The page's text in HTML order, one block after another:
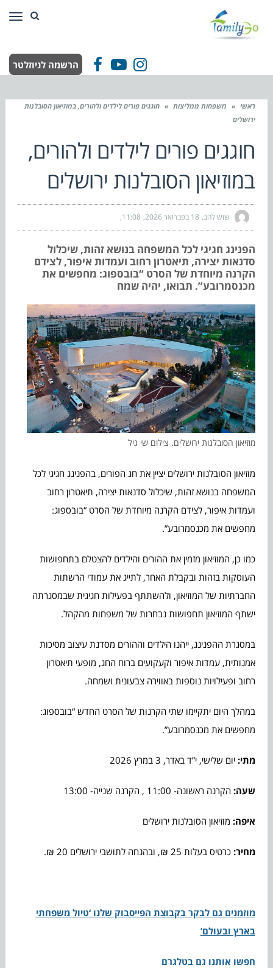
Facebook
YouTube
Instagram הרשמה לניוזלטר
ראשי » משפחות ממליצות » חוגגים פורים לילדים ולהורים, במוזיאון הסובלנות
ירושלים
חוגגים פורים לילדים ולהורים,
במוזיאון הסובלנות ירושלים
שוש להב 18 בפברואר 2026 11:08
הפנינג חגיגי לכל המשפחה בנושא זהות, שיכלול
סדנאות יצירה, תיאטרון רחוב ועמדות איפור, לצידם
הקרנה מיוחדת של הסרט “בובספוג: מחפשים את
מכנסמרובע”. תבואו, יהיה שמח
מוזיאון הסובלנות ירושלים. צילום שי גיל
מוזיאון הסובלנות ירושלים יציין את חג הפורים, בהפנינג חגיגי לכל
המשפחה בנושא זהות, שיכלול סדנאות יצירה, תיאטרון רחוב
ועמדות איפור, לצידם הקרנה מיוחדת של הסרט “בובספוג:
מחפשים את מכנסמרובע”.
כמו כן, המוזיאון מזמין את ההורים והילדים להצטלם בתחפושות
העוסקות בזהות ובקבלת האחר, לתייג את עמודי הרשתות
החברתיות של המוזיאון, ולהשתתף בפעילות חגיגית שבמסגרתה
ישתף המוזיאון תחפושות נבחרות של משפחות מהקהל.
במסגרת ההפנינג, ייהנו הילדים וההורים מסדנת עיצוב מסיכות
אמנותית, עמדות איפור וקעקועים ברוח החג, מופעי תיאטרון
רחוב ופעילויות נוספות באווירה צבעונית ושמחה.
במהלך היום יתקיימו שתי הקרנות של הסרט החדש “בובספוג:
מחפשים את מכנסמרובע”.
מתי: יום שלישי, י”ד באדר, 3 במרץ 2026
שעה: הקרנה ראשונה- 11:00 , הקרנה שנייה- 13:00
איפה: מוזיאון הסובלנות ירושלים
מחיר: כרטיס בעלות 25 ₪, ובהנחה לתושבי ירושלים 20 ₪.
מוזמנים גם לבקר בקבוצת הפייסבוק שלנו ‘טיול משפחתי
בארץ ובעולם’
חפשו אותנו גם בטלגרם